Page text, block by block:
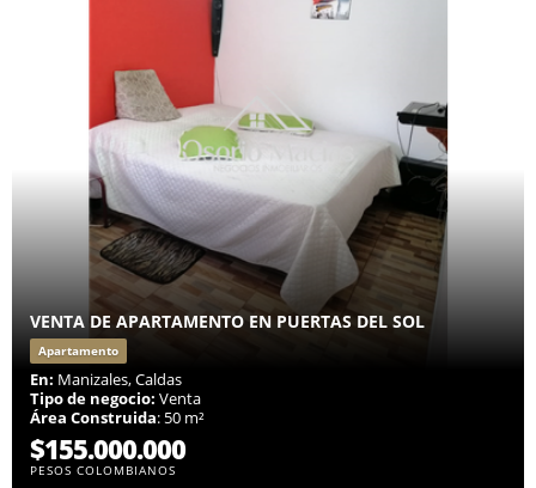
VENTA DE APARTAMENTO EN PUERTAS DEL SOL
Apartamento
En: Manizales, Caldas
Tipo de negocio: Venta
Área Construida: 50 m²
$155.000.000
PESOS COLOMBIANOS